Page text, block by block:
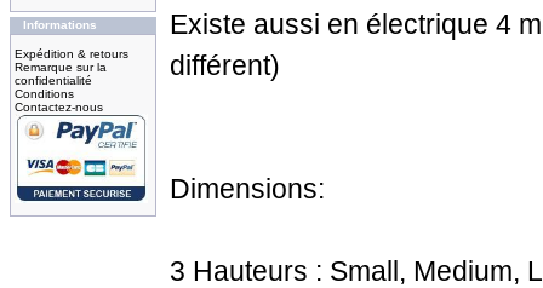
Informations
Expédition & retours
Remarque sur la
confidentialité
Conditions
Contactez-nous
Existe aussi en électrique 4
différent)
Dimensions:
3 Hauteurs : Small, Medium,